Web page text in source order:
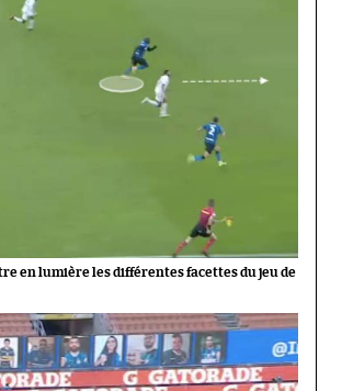
en lumière les différentes facettes du jeu de